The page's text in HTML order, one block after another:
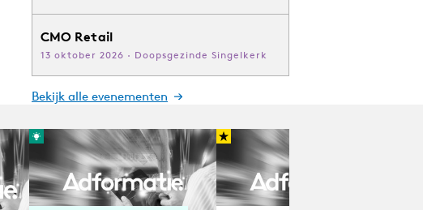
CMO Retail
13 oktober 2026 · Doopsgezinde Singelkerk
Bekijk alle evenementen